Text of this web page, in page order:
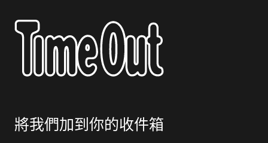
將我們加到你的收件箱